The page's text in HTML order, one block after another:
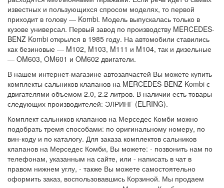
известных и пользующихся спросом моделях, то первой
приходит в голову — Kombi. Модель выпускалась только в
кузове универсал. Первый завод по производству MERCEDES-
BENZ Kombi открылся в 1985 году. На автомобили ставились
как безиновые — M102, M103, M111 и M104, так и дизельные
— OM603, OM601 и OM602 двигатели.
В нашем интернет-магазине автозапчастей Вы можете купить
комплекты сальников клапанов на MERCEDES-BENZ Kombi с
двигателями объемом 2.0, 2.2 литров. В наличии есть товары
следующих производителей: ЭЛРИНГ (ELRING).
Комплект сальников клапанов на Мерседес Комби можно
подобрать тремя способами: по оригинальному номеру, по
вин-коду и по каталогу. Для заказа комплектов сальников
клапанов на Мерседес Комби, Вы можете: - позвонить нам по
телефонам, указанным на сайте, или - написать в чат в
правом нижнем углу, - также Вы можете самостоятельно
оформить заказ, воспользовавшись Корзиной. Мы продаем